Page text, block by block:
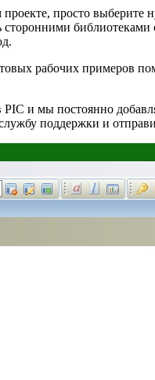
просто выберите
рабочих примеров
PIC и мы постоянно
поддержки и